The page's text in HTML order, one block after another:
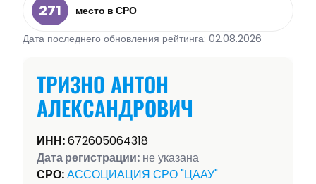
271
место в СРО
Дата последнего обновления рейтинга: 02.08.2026
ТРИЗНО АНТОН
АЛЕКСАНДРОВИЧ
ИНН:672605064318
Дата регистрации: не указана
СРО:АССОЦИАЦИЯ СРО "ЦААУ"